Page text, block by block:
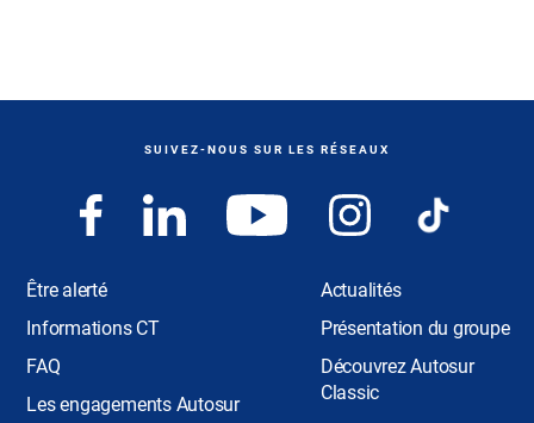
SUIVEZ-NOUS SUR LES RÉSEAUX
Être alerté
Informations CT
FAQ
Les engagements Autosur
Actualités
Présentation du groupe
Découvrez Autosur
Classic